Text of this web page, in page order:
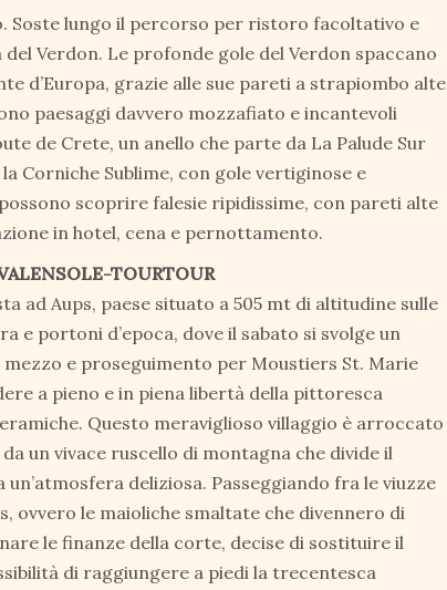
Soste lungo il percorso per ristoro facoltativo e
Verdon. Le profonde gole del Verdon spaccano
d’Europa, grazie alle sue pareti a strapiombo alte
paesaggi davvero mozzafiato e incantevoli
de Crete, un anello che parte da La Palude Sur
Corniche Sublime, con gole vertiginose e
scoprire falesie ripidissime, con pareti alte
in hotel, cena e pernottamento.
TOURTOUR
ad Aups, paese situato a 505 mt di altitudine sulle
e portoni d’epoca, dove il sabato si svolge un
e proseguimento per Moustiers St. Marie
a pieno e in piena libertà della pittoresca
Questo meraviglioso villaggio è arroccato
un vivace ruscello di montagna che divide il
deliziosa. Passeggiando fra le viuzze
ovvero le maioliche smaltate che divennero di
le finanze della corte, decise di sostituire il
di raggiungere a piedi la trecentesca